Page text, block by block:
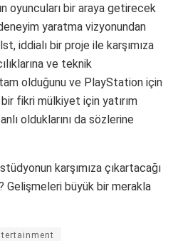
oyuncuları bir araya getirecek
yaratma vizyonundan
iddialı bir proje ile karşımıza
ve teknik
olduğunu ve PlayStation için
fikri mülkiyet için yatırım
olduklarını da sözlerine
karşımıza çıkartacağı
Gelişmeleri büyük bir merakla